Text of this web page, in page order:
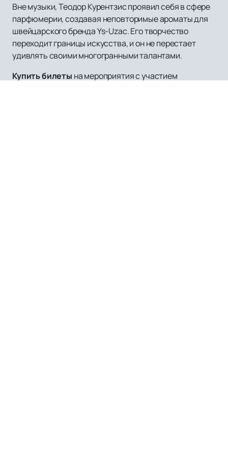
Вне музыки, Теодор Курентзис проявил себя в сфере
парфюмерии, создавая неповторимые ароматы для
швейцарского бренда Ys-Uzac. Его творчество
переходит границы искусства, и он не перестает
удивлять своими многогранными талантами.
Купить билеты на мероприятия с участием